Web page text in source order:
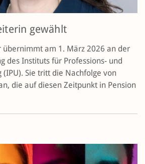
gewählt
übernimmt am 1. März 2026 an der
des Instituts für Professions- und
Sie tritt die Nachfolge von
die auf diesen Zeitpunkt in Pension